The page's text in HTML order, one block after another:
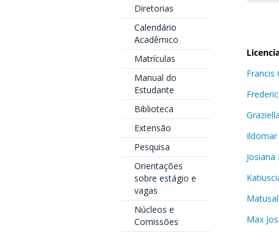
Diretorias
Calendário
Acadêmico
Matrículas
Manual do
Estudante
Biblioteca
Extensão
Pesquisa
Orientações
sobre estágio e
vagas
Núcleos e
Comissões
Francis
Max